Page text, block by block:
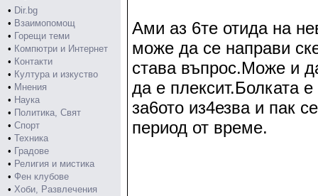
• Dir.bg
• Взаимопомощ
• Горещи теми
• Компютри и Интернет
• Контакти
• Култура и изкуство
• Мнения
• Наука
• Политика, Свят
• Спорт
• Техника
• Градове
• Религия и мистика
• Фен клубове
• Хоби, Развлечения
Ами аз 6те отида на
може да се направи
става въпрос.Може и
да е плексит.Болката
за6ото из4езва и пак
период от време.